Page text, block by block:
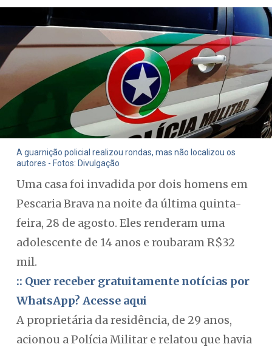
A guarnição policial realizou rondas, mas não localizou os
autores - Fotos: Divulgação
Uma casa foi invadida por dois homens em
Pescaria Brava na noite da última quinta-
feira, 28 de agosto. Eles renderam uma
adolescente de 14 anos e roubaram R$32
mil.
:: Quer receber gratuitamente notícias por
WhatsApp? Acesse aqui
A proprietária da residência, de 29 anos,
acionou a Polícia Militar e relatou que havia